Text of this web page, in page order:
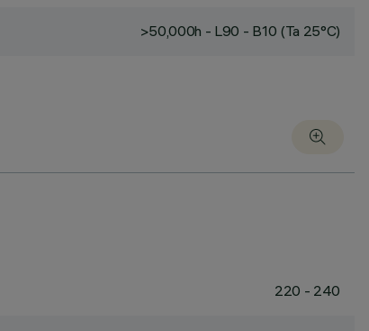
>50,000h - L90 - B10 (Ta 25°C)
220 - 240